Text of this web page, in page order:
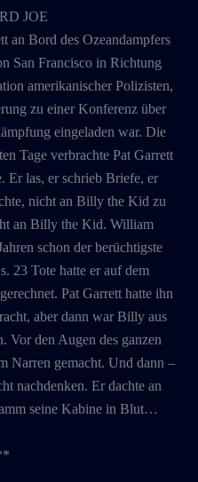
JOE
an Bord des Ozeandampfers
San Francisco in Richtung
amerikanischer Polizisten,
zu einer Konferenz über
eingeladen war. Die
Tage verbrachte Pat Garrett
Er las, er schrieb Briefe, er
nicht an Billy the Kid zu
an Billy the Kid. William
schon der berüchtigste
23 Tote hatte er auf dem
Pat Garrett hatte ihn
aber dann war Billy aus
Vor den Augen des ganzen
Narren gemacht. Und dann –
nachdenken. Er dachte an
seine Kabine in Blut…